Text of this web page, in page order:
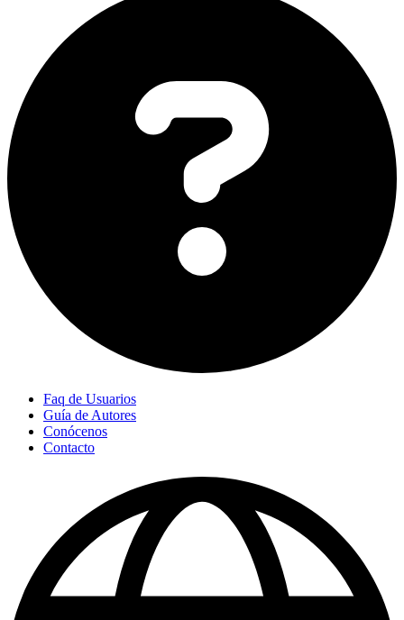
Faq de Usuarios
Guía de Autores
Conócenos
Contacto